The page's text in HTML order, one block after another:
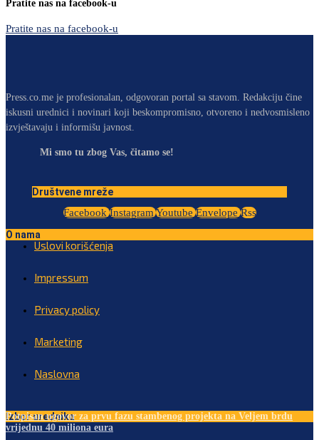
Pratite nas na facebook-u
Pratite nas na facebook-u
Press.co.me je profesionalan, odgovoran portal sa stavom. Redakciju čine
iskusni urednici i novinari koji beskompromisno, otvoreno i nedvosmisleno
izvještavaju i informišu javnost.
Mi smo tu zbog Vas, čitamo se!
Društvene mreže
Facebook Instagram Youtube Envelope Rss
O nama
Uslovi korišćenja
Impressum
Privacy policy
Marketing
Naslovna
Izbor urednika
Potpisan ugovor za prvu fazu stambenog projekta na Veljem brdu
vrijednu 40 miliona eura